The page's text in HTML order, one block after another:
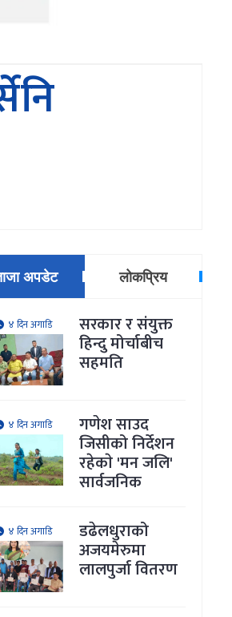
अपडेट लोकप्रिय
४ दिन अगाडि सरकार र संयुक्त
हिन्दु मोर्चाबीच
सहमति
४ दिन अगाडि गणेश साउद
जिसीको निर्देशन
रहेकाे 'मन जलि'
सार्वजनिक
४ दिन अगाडि डढेलधुराको
अजयमेरुमा
लालपुर्जा वितरण